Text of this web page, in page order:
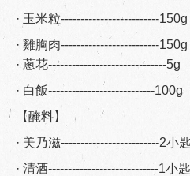
· 玉米粒-------------------------150g
· 雞胸肉-------------------------150g
· 蔥花------------------------------5g
· 白飯---------------------------100g
【醃料】
· 美乃滋-------------------------2小匙
· 清酒----------------------------1小匙